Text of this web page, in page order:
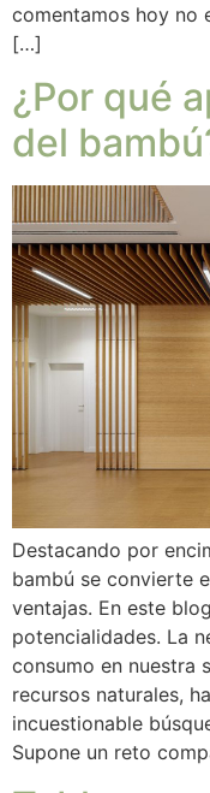
comentamos hoy no
[…]
¿Por qué
del
Destacando por
bambú se convierte
ventajas. En este
potencialidades. La
consumo en nuestra
recursos naturales,
incuestionable
Supone un reto